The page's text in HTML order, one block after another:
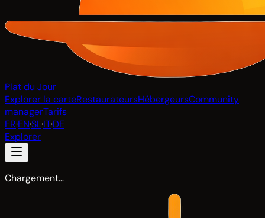
Plat du Jour
Explorer la carteRestaurateursHébergeursCommunity
managerTarifs
FR·EN·SL·IT·DE
Explorer
Chargement…